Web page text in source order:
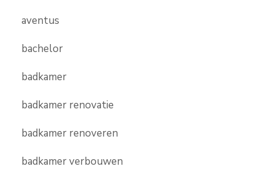
aventus
bachelor
badkamer
badkamer renovatie
badkamer renoveren
badkamer verbouwen